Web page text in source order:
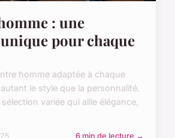
: une
pour chaque
homme adaptée à chaque
le style que la personnalité.
variée qui allie élégance,
6 min de lecture →